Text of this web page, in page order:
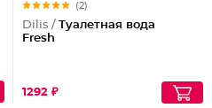
(2)
Dilis / Туалетная вода
Fresh
1292 ₽